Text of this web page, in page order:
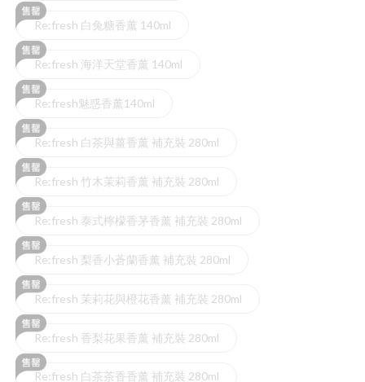
Re:fresh 白兔糖香薰 140ml
Re:fresh 海洋天堂香薰 140ml
Re:fresh魅惑香薰140ml
Re:fresh 白茶與薑香薰 補充裝 280ml
Re:fresh 竹木茉莉香薰 補充裝 280ml
Re:fresh 泰式檸檬香茅香薰 補充裝 280ml
Re:fresh 梨香小蒼蘭香薰 補充裝 280ml
Re:fresh 茉莉花與橙花香薰 補充裝 280ml
Re:fresh 香梨花果香薰 補充裝 280ml
Re:fresh 白茶茶香香薰 補充裝 280ml